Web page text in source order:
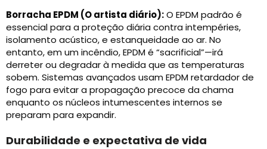
Borracha EPDM (O artista diário):O EPDM padrão é
essencial para a proteção diária contra intempéries,
isolamento acústico, e estanqueidade ao ar. No
entanto, em um incêndio, EPDM é “sacrificial”—irá
derreter ou degradar à medida que as temperaturas
sobem. Sistemas avançados usam EPDM retardador de
fogo para evitar a propagação precoce da chama
enquanto os núcleos intumescentes internos se
preparam para expandir.
Durabilidade e expectativa de vida